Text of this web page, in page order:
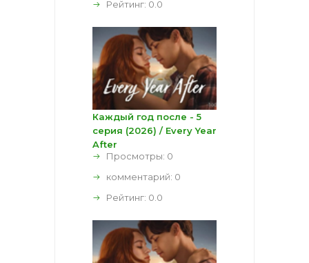
Рейтинг: 0.0
Каждый год после - 5
серия (2026) / Every Year
After
Просмотры: 0
комментарий: 0
Рейтинг: 0.0